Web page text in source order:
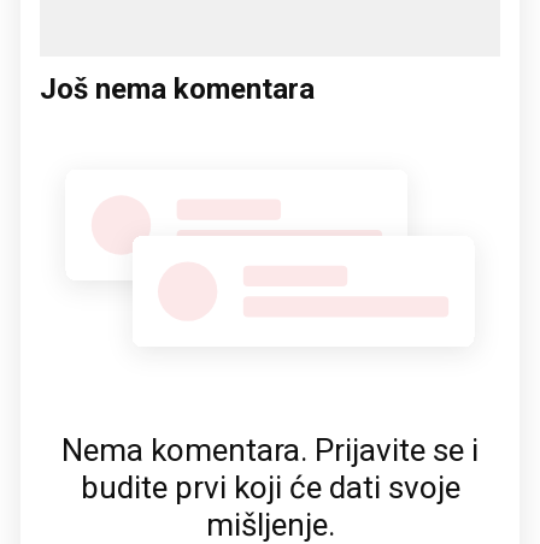
Još nema komentara
Nema komentara. Prijavite se i
budite prvi koji će dati svoje
mišljenje.